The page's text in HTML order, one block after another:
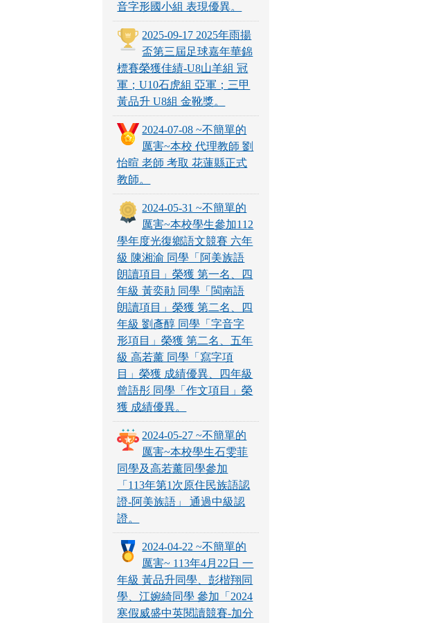
音字形國小組 表現優異。
2025-09-17 2025年雨揚
盃第三屆足球嘉年華錦
標賽榮獲佳績-U8山羊組 冠
軍；U10石虎組 亞軍；三甲
黃品升 U8組 金靴獎。
2024-07-08 ~不簡單的
厲害~本校 代理教師 劉
怡暄 老師 考取 花蓮縣正式
教師。
2024-05-31 ~不簡單的
厲害~本校學生參加112
學年度光復鄉語文競賽 六年
級 陳湘渝 同學「阿美族語
朗讀項目」榮獲 第一名、四
年級 黃奕勛 同學「閩南語
朗讀項目」榮獲 第二名、四
年級 劉彥醇 同學「字音字
形項目」榮獲 第二名、五年
級 高若薰 同學「寫字項
目」榮獲 成績優異、四年級
曾語彤 同學「作文項目」榮
獲 成績優異。
2024-05-27 ~不簡單的
厲害~本校學生石雯菲
同學及高若薰同學參加
「113年第1次原住民族語認
證-阿美族語」 通過中級認
證。
2024-04-22 ~不簡單的
厲害~ 113年4月22日 一
年級 黃品升同學、彭楷翔同
學、江婉綺同學 參加「2024
寒假威盛中英閱讀競賽-加分